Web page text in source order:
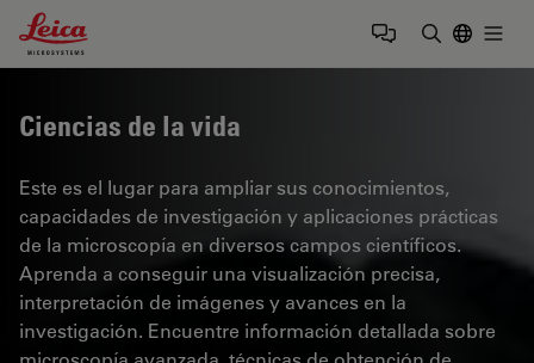
Leica Microsystems Logo
Ciencias de la vida
Este es el lugar para ampliar sus conocimientos,
capacidades de investigación y aplicaciones prácticas
de la microscopía en diversos campos científicos.
Aprenda a conseguir una visualización precisa,
interpretación de imágenes y avances en la
investigación. Encuentre información detallada sobre